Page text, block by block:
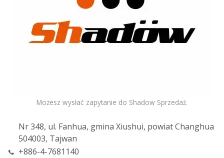
Możesz wysłać zapytanie do Shadow Sprzedaż.
Nr 348, ul. Fanhua, gmina Xiushui, powiat Changhua
504003, Tajwan
+886-4-7681140